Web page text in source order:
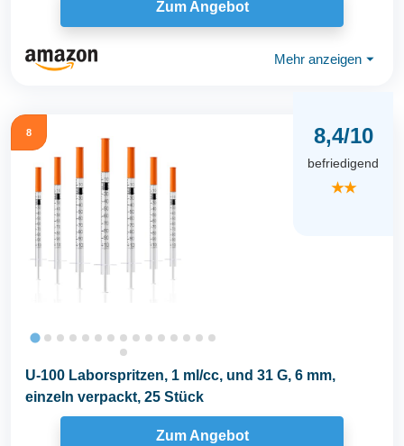
Zum Angebot
Mehr anzeigen ⏷
8 8,4/10
befriedigend
★★
U-100 Laborspritzen, 1 ml/cc, und 31 G, 6 mm,
einzeln verpackt, 25 Stück
Zum Angebot